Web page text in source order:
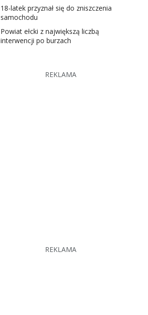
18-latek przyznał się do zniszczenia
samochodu
Powiat ełcki z największą liczbą
interwencji po burzach
REKLAMA
REKLAMA